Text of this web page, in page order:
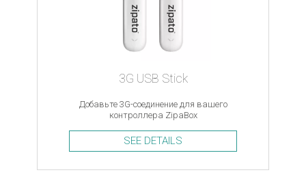
3G USB Stick
Добавьте 3G-соединение для вашего
контроллера ZipaBox
SEE DETAILS